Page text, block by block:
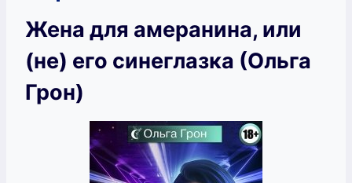
Жена для амеранина, или
(не) его синеглазка (Ольга
Грон)